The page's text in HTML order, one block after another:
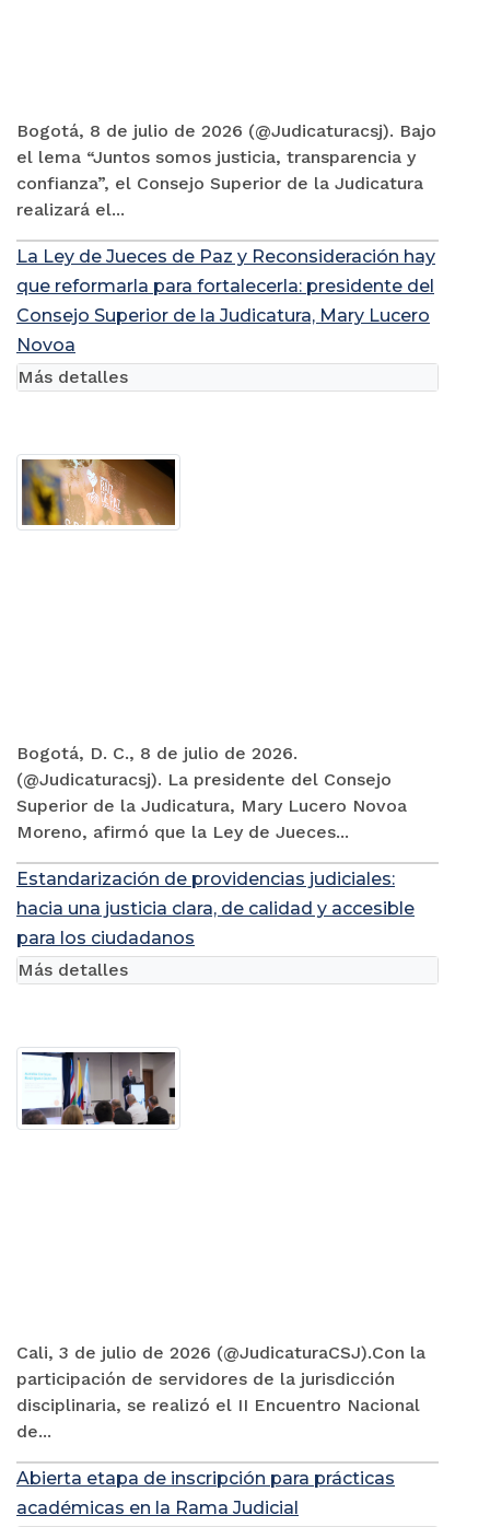
Bogotá, 8 de julio de 2026 (@Judicaturacsj). Bajo
el lema “Juntos somos justicia, transparencia y
confianza”, el Consejo Superior de la Judicatura
realizará el...
La Ley de Jueces de Paz y Reconsideración hay
que reformarla para fortalecerla: presidente del
Consejo Superior de la Judicatura, Mary Lucero
Novoa
Bogotá, D. C., 8 de julio de 2026.
(@Judicaturacsj). La presidente del Consejo
Superior de la Judicatura, Mary Lucero Novoa
Moreno, afirmó que la Ley de Jueces...
Más detalles
Estandarización de providencias judiciales:
hacia una justicia clara, de calidad y accesible
para los ciudadanos
Cali, 3 de julio de 2026 (@JudicaturaCSJ).Con la
participación de servidores de la jurisdicción
disciplinaria, se realizó el II Encuentro Nacional
de...
Más detalles
Abierta etapa de inscripción para prácticas
académicas en la Rama Judicial